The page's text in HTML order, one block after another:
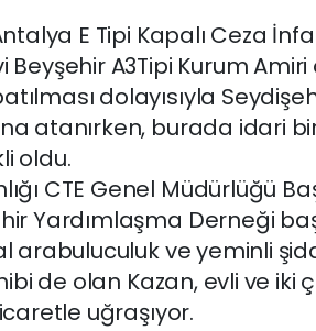
E Tipi Kapalı Ceza
Beyşehir A3Tipi Kurum
dolayısıyla
atanırken, burada idari
oldu.
CTE Genel Müdürlüğü
Yardımlaşma Derneği
arabuluculuk ve yeminli
de olan Kazan, evli ve iki
uğraşıyor.